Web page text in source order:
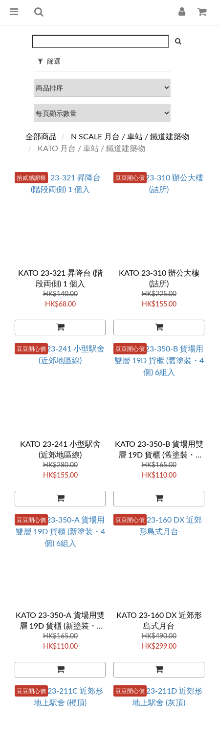
篩選
全部商品
N SCALE 月台 / 車站 / 鐵道建築物
KATO 月台 / 車站 / 鐵道建築物
拾貳感謝祭
KATO 23-321 昇降台 (階
段両側) 1 個入
HK$140.00
HK$68.00
豆豆開心價
KATO 23-310 辦公大樓
(詰所)
HK$225.00
HK$155.00
豆豆開心價
KATO 23-241 小型駅舍
(近郊地區線)
HK$280.00
HK$155.00
豆豆開心價
KATO 23-350-B 貨場用雙
層 19D 貨櫃 (舊塗裝・4
個) 6組入
HK$165.00
HK$110.00
豆豆開心價
KATO 23-350-A 貨場用雙
層 19D 貨櫃 (新塗装・4
個) 6組入
HK$165.00
HK$110.00
豆豆開心價
KATO 23-160 DX 近郊形
島式月台
HK$490.00
HK$299.00
豆豆開心價 豆豆開心價